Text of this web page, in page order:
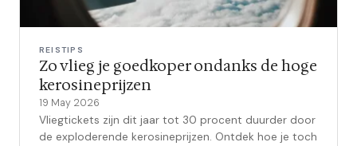
REISTIPS
Zo vlieg je goedkoper ondanks de hoge
kerosineprijzen
19 May 2026
Vliegtickets zijn dit jaar tot 30 procent duurder door
de exploderende kerosineprijzen. Ontdek hoe je toch